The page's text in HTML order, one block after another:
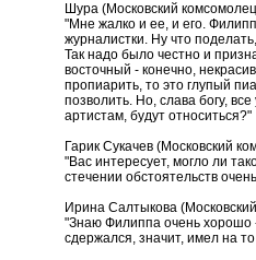
Шура (Московский
"Мне жалко и ее, и его.
журналистки. Ну что
Так надо было честно и
восточный - конечно,
пропиарить, то это глупый
позволить. Но, слава богу,
артистам, будут относиться?"
Гарик Сукачев (Московский
"Вас интересует, могло ли
стечении обстоятельств
Ирина Салтыкова
"Знаю Филиппа очень хорошо
сдержался, значит, имел на